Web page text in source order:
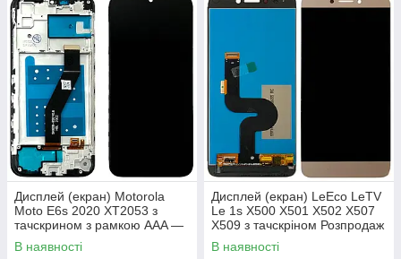
Дисплей (екран) Motorola
Moto E6s 2020 XT2053 з
тачскрином з рамкою AAA —
аналогA
В наявності
Дисплей (екран) LeEco LeTV
Le 1s X500 X501 X502 X507
X509 з тачскріном Розпродаж
(золотистий)
В наявності